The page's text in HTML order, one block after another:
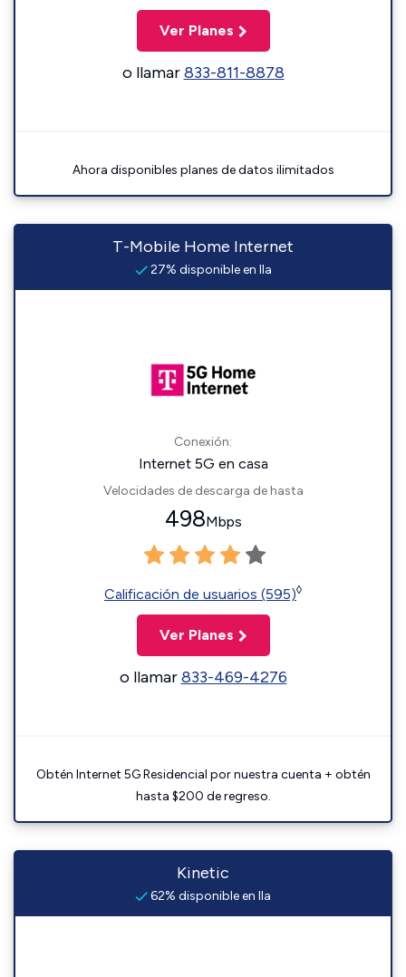
Ver Planes
o llamar833-811-8878
Ahora disponibles planes de datos ilimitados
T-Mobile Home Internet
27% disponible en Ila
Conexión:
Internet 5G en casa
Velocidades de descarga de hasta
498Mbps
Calificación de usuarios (595)◊
Ver Planes
o llamar833-469-4276
Obtén Internet 5G Residencial por nuestra cuenta + obtén
hasta $200 de regreso.
Kinetic
62% disponible en Ila